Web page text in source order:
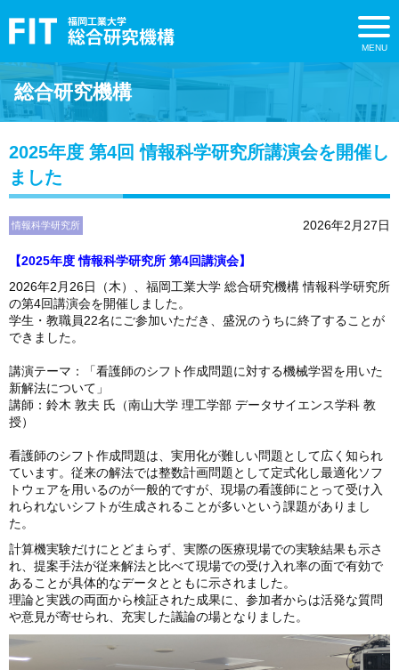
総合研究機構
2025年度 第4回 情報科学研究所講演会を開催し
ました
情報科学研究所 2026年2月27日
【2025年度 情報科学研究所 第4回講演会】
2026年2月26日（木）、福岡工業大学 総合研究機構 情報科学研究所
の第4回講演会を開催しました。
学生・教職員22名にご参加いただき、盛況のうちに終了することが
できました。
講演テーマ：「看護師のシフト作成問題に対する機械学習を用いた
新解法について」
講師：鈴木 敦夫 氏（南山大学 理工学部 データサイエンス学科 教
授）
看護師のシフト作成問題は、実用化が難しい問題として広く知られ
ています。従来の解法では整数計画問題として定式化し最適化ソフ
トウェアを用いるのが一般的ですが、現場の看護師にとって受け入
れられないシフトが生成されることが多いという課題がありまし
た。
計算機実験だけにとどまらず、実際の医療現場での実験結果も示さ
れ、提案手法が従来解法と比べて現場での受け入れ率の面で有効で
あることが具体的なデータとともに示されました。
理論と実践の両面から検証された成果に、参加者からは活発な質問
や意見が寄せられ、充実した議論の場となりました。